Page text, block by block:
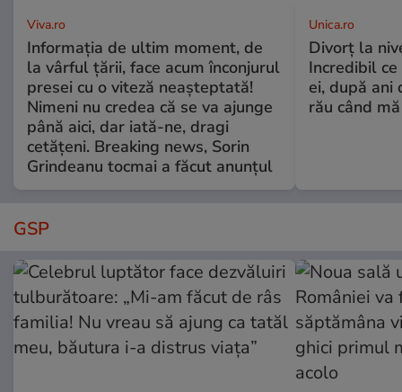
Viva.ro
Informația de ultim moment, de
la vârful țării, face acum înconjurul
presei cu o viteză neașteptată!
Nimeni nu credea că se va ajunge
până aici, dar iată-ne, dragi
cetățeni. Breaking news, Sorin
Grindeanu tocmai a făcut anunțul
Unica.ro
Divorț la
Incredibil
ei, după ani
rău când
GSP